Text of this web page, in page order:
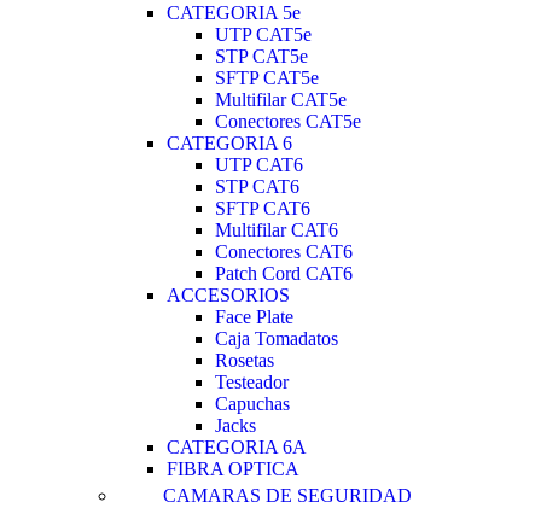
CATEGORIA 5e
UTP CAT5e
STP CAT5e
SFTP CAT5e
Multifilar CAT5e
Conectores CAT5e
CATEGORIA 6
UTP CAT6
STP CAT6
SFTP CAT6
Multifilar CAT6
Conectores CAT6
Patch Cord CAT6
ACCESORIOS
Face Plate
Caja Tomadatos
Rosetas
Testeador
Capuchas
Jacks
CATEGORIA 6A
FIBRA OPTICA
CAMARAS DE SEGURIDAD